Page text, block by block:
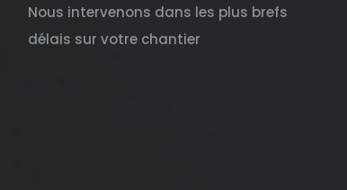
Nous intervenons dans les plus brefs
délais sur votre chantier